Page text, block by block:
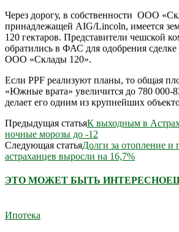
Через дорогу, в собственности ООО
принадлежащей AIG/Lincoln, имеется
120 гектаров. Представители чешской
обратились в ФАС для одобрения
ООО «Склады 120».
Если PPF реализуют планы, то общая
«Южные врата» увеличится до 780 000-
делает его одним из крупнейших
Предыдущая статьяК выходным в
ночные морозы до -12
Следующая статьяДолги за отопление и
астраханцев выросли на 16,7%
ЭТО МОЖЕТ БЫТЬ ИНТЕРЕСНО
Ипотека